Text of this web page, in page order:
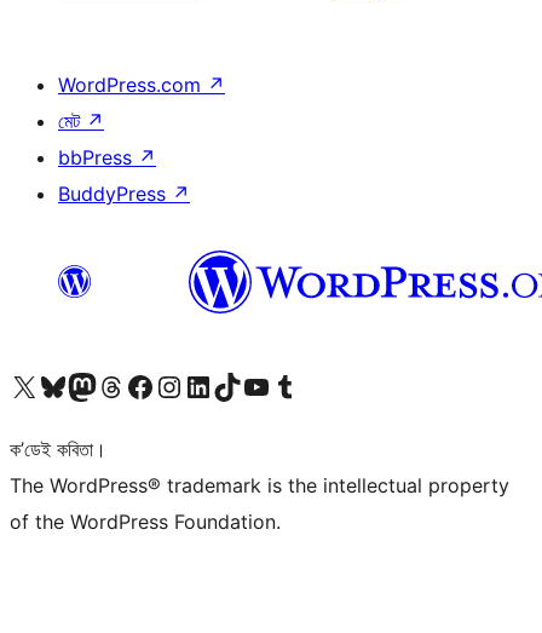
WordPress.com ↗
মেট ↗
bbPress ↗
BuddyPress ↗
আমাৰ X (আগৰ Twitter) একাউণ্টলৈ যাওকআমাৰ Bluesky একাউণ্টলৈ যাওকআমাৰ Mastodon একাউণ্টলৈ যাওকআমাৰ Threads একাউণ্টলৈ যাওকআমাৰ Facebook পৃষ্ঠালৈ যাওকআমাৰ Instagram একাউণ্টলৈ যাওকআমাৰ LinkedIn একাউণ্টলৈ যাওকআমাৰ TikTok একাউণ্টলৈ যাওকআমাৰ YouTube চেনেললৈ যাওকআমাৰ Tumblr একাউণ্টলৈ যাওক
ক’ডেই কবিতা।
The WordPress® trademark is the intellectual property
of the WordPress Foundation.